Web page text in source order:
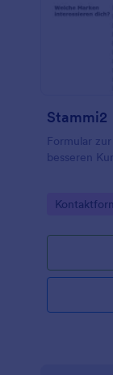
Stammi2
Formular
besseren
Go to